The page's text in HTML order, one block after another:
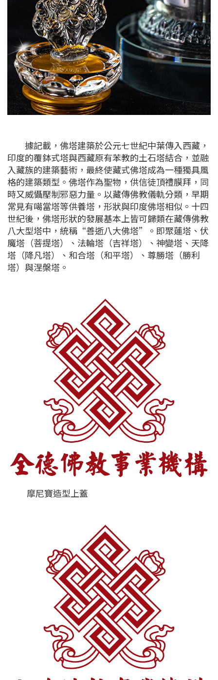
據記載，佛塔建築於公元七世紀中葉傳入西藏，
印度的覆鉢式塔與西藏原有苯教的土石塔結合，並融
入藏族的建築藝術，最終使藏式佛塔成為一種獨具風
格的建築類型。佛塔作為聖物，供信徒頂禮膜拜，同
時又威懾壓制邪惡力量。以藏傳佛教儀軌分類，早期
常見有噶當塔等供養塔，形狀與印度佛塔相似。十四
世紀後，佛塔形狀的發展基本上皆可歸類在藏傳佛教
八大型塔中，統稱“善逝八大佛塔”。即聚蓮塔、伏
魔塔（菩提塔）、法輪塔（吉祥塔）、神變塔、天降
塔（降凡塔）、和合塔（和平塔）、尊勝塔（勝利
塔）與涅槃塔。
摩尼寶造型上蓋